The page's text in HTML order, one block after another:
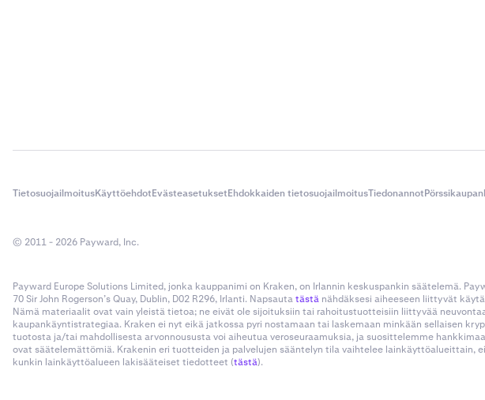
TietosuojailmoitusKäyttöehdotEvästeasetuksetEhdokkaiden tietosuojailmoitusTiedonannot
© 2011 - 2026 Payward, Inc.
Payward Europe Solutions Limited, jonka kauppanimi on Kraken, on Irlannin keskuspankin säätelemä.
70 Sir John Rogerson’s Quay, Dublin, D02 R296, Irlanti. Napsautatästä nähdäksesi aiheeseen liittyvät
Nämä materiaalit ovat vain yleistä tietoa; ne eivät ole sijoituksiin tai rahoitustuotteisiin liittyvää
kaupankäyntistrategiaa. Kraken ei nyt eikä jatkossa pyri nostamaan tai laskemaan minkään sellaisen
tuotosta ja/tai mahdollisesta arvonnoususta voi aiheutua veroseuraamuksia, ja suosittelemme
ovat säätelemättömiä. Krakenin eri tuotteiden ja palvelujen sääntelyn tila vaihtelee
kunkin lainkäyttöalueen lakisääteiset tiedotteet (tästä).